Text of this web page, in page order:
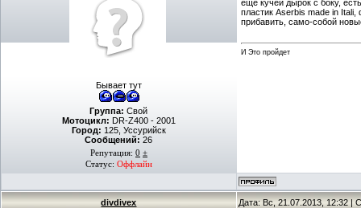
Бывает тут
Группа: Свой
Мотоцикл: DR-Z400 - 2001
Город: 125, Уссурийск
Сообщений: 26
Репутация: 0 ±
Статус: Оффлайн
еще кучей дырок с боку,
пластик Aserbis made in
прибавить, само-собой
И Это пройдет
divdivex Дата: Вс, 21.07.2013, 12:32 |